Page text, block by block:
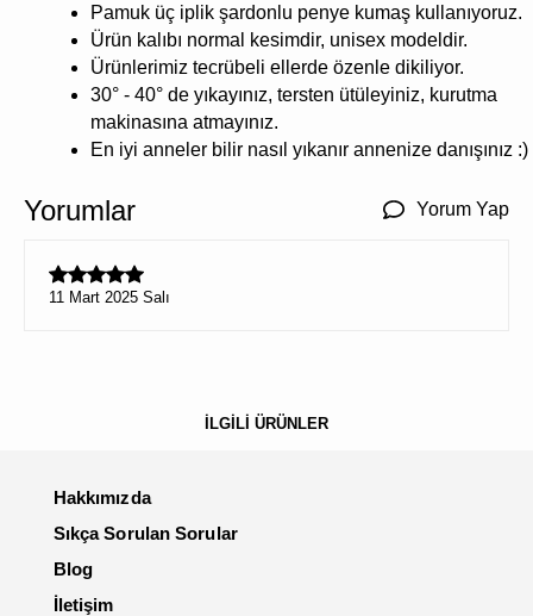
Pamuk üç iplik şardonlu penye kumaş kullanıyoruz.
Ürün kalıbı normal kesimdir, unisex modeldir.
Ürünlerimiz tecrübeli ellerde özenle dikiliyor.
30° - 40° de yıkayınız, tersten ütüleyiniz, kurutma
makinasına atmayınız.
En iyi anneler bilir nasıl yıkanır annenize danışınız :)
Yorumlar Yorum Yap
11 Mart 2025 Salı
İLGİLİ ÜRÜNLER
Hakkımızda
Sıkça Sorulan Sorular
Blog
İletişim